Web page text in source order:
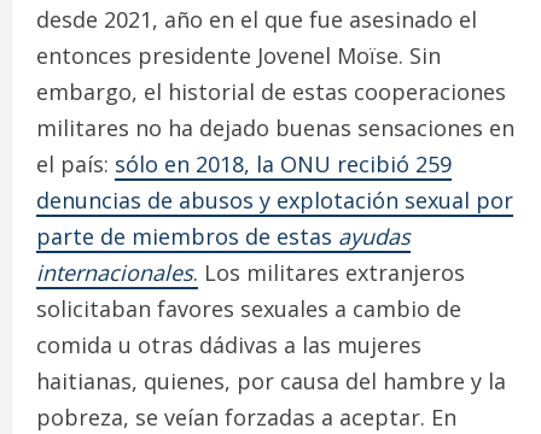
desde 2021, año en el que fue asesinado el
entonces presidente Jovenel Moïse. Sin
embargo, el historial de estas cooperaciones
militares no ha dejado buenas sensaciones en
el país: sólo en 2018, la ONU recibió 259
denuncias de abusos y explotación sexual por
parte de miembros de estas ayudas
internacionales. Los militares extranjeros
solicitaban favores sexuales a cambio de
comida u otras dádivas a las mujeres
haitianas, quienes, por causa del hambre y la
pobreza, se veían forzadas a aceptar. En